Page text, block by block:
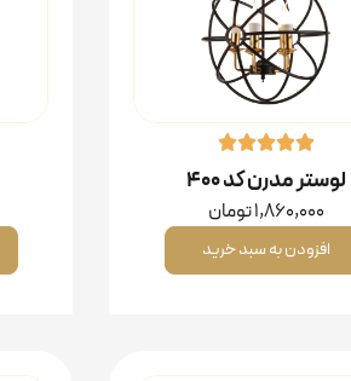
لوستر مدرن کد ۴۰۰
1,860,000تومان
افزودن به سبد خرید